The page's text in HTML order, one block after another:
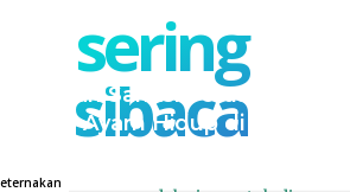
sering
sibaca
Sanksi Perusahaan
Jual Ayam Hidup di Bawah